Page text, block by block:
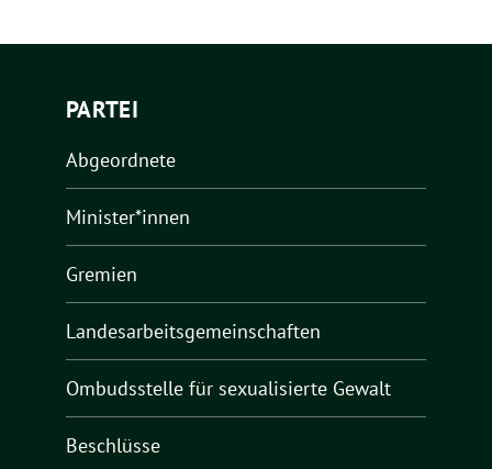
PARTEI
Abgeordnete
Minister*innen
Gremien
Landesarbeitsgemeinschaften
Ombudsstelle für sexualisierte Gewalt
Beschlüsse